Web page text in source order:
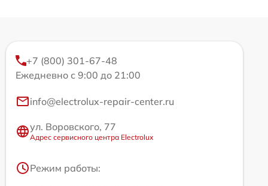
+7 (800) 301-67-48
Ежедневно с 9:00 до 21:00
info@electrolux-repair-center.ru
ул. Воровского, 77
Адрес сервисного центра Electrolux
Режим работы: